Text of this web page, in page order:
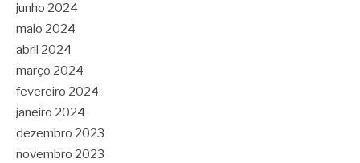
junho 2024
maio 2024
abril 2024
março 2024
fevereiro 2024
janeiro 2024
dezembro 2023
novembro 2023